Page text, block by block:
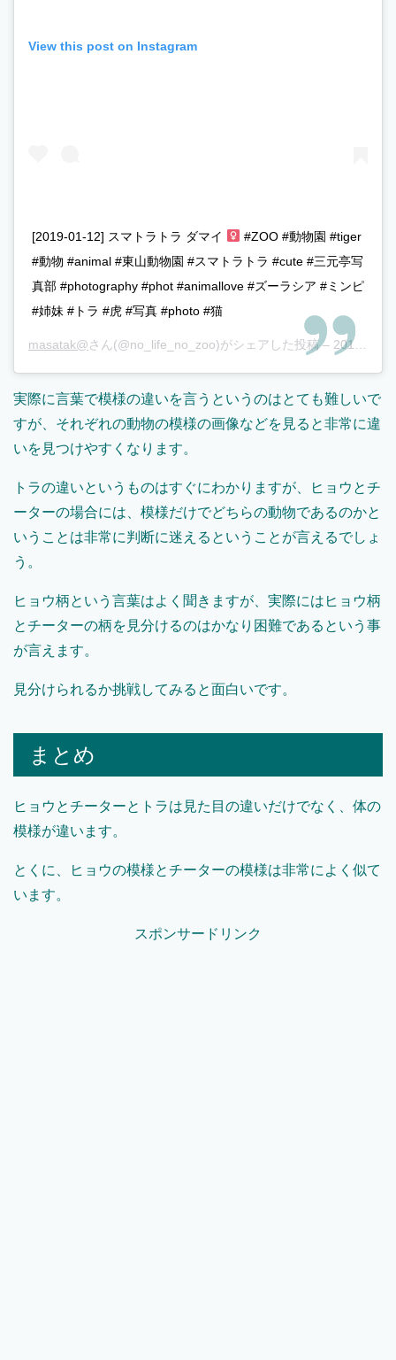
View this post on Instagram
[2019-01-12] スマトラトラ ダマイ
#ZOO #動物園 #tiger
#動物 #animal #東山動物園 #スマトラトラ #cute #三元亭写
真部 #photography #phot #animallove #ズーラシア #ミンピ
#姉妹 #トラ #虎 #写真 #photo #猫
masatak@さん(@no_life_no_zoo)がシェアした投稿 – 2019年 1月月24日午後1時45分PST
実際に言葉で模様の違いを言うというのはとても難しいで
すが、それぞれの動物の模様の画像などを見ると非常に違
いを見つけやすくなります。
トラの違いというものはすぐにわかりますが、ヒョウとチ
ーターの場合には、模様だけでどちらの動物であるのかと
いうことは非常に判断に迷えるということが言えるでしょ
う。
ヒョウ柄という言葉はよく聞きますが、実際にはヒョウ柄
とチーターの柄を見分けるのはかなり困難であるという事
が言えます。
見分けられるか挑戦してみると面白いです。
まとめ
ヒョウとチーターとトラは見た目の違いだけでなく、体の
模様が違います。
とくに、ヒョウの模様とチーターの模様は非常によく似て
います。
スポンサードリンク